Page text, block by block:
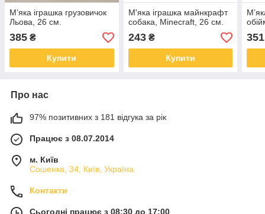
М’яка іграшка грузовичок
Льова, 26 см.
385 ₴
Купити
М'яка іграшка майнкрафт
собака, Minecraft, 26 см.
243₴
Купити
351
Про нас
97% позитивних з 181 відгука за рік
Працює з 08.07.2014
м. Київ
Сошенка, 34, Київ, Україна
Контакти
Сьогодні працює з 08:30 до 17:00